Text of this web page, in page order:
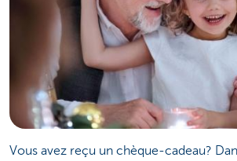
Vous avez reçu un chèque-cadeau?